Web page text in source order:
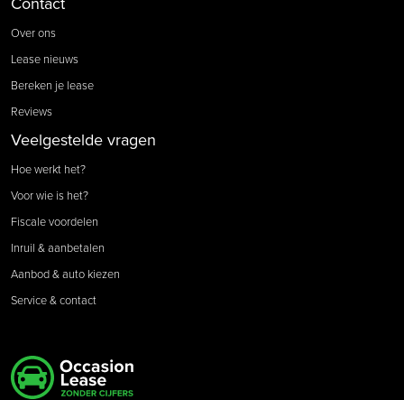
Over ons
Lease nieuws
Bereken je lease
Reviews
Veelgestelde vragen
Hoe werkt het?
Voor wie is het?
Fiscale voordelen
Inruil & aanbetalen
Aanbod & auto kiezen
Service & contact